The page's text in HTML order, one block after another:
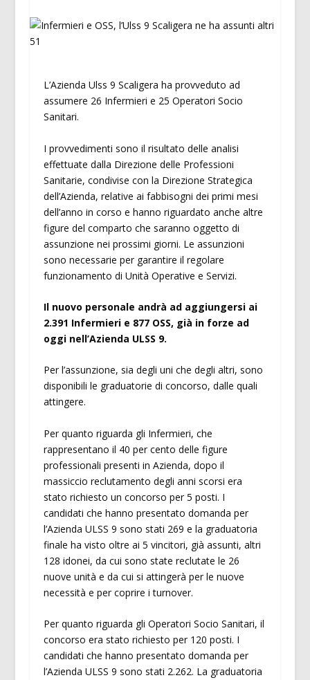
L’Azienda Ulss 9 Scaligera ha provveduto ad
assumere 26 Infermieri e 25 Operatori Socio
Sanitari.
I provvedimenti sono il risultato delle analisi
effettuate dalla Direzione delle Professioni
Sanitarie, condivise con la Direzione Strategica
dell’Azienda, relative ai fabbisogni dei primi mesi
dell’anno in corso e hanno riguardato anche altre
figure del comparto che saranno oggetto di
assunzione nei prossimi giorni. Le assunzioni
sono necessarie per garantire il regolare
funzionamento di Unità Operative e Servizi.
Il nuovo personale andrà ad aggiungersi ai
2.391 Infermieri e 877 OSS, già in forze ad
oggi nell’Azienda ULSS 9.
Per l’assunzione, sia degli uni che degli altri, sono
disponibili le graduatorie di concorso, dalle quali
attingere.
Per quanto riguarda gli Infermieri, che
rappresentano il 40 per cento delle figure
professionali presenti in Azienda, dopo il
massiccio reclutamento degli anni scorsi era
stato richiesto un concorso per 5 posti. I
candidati che hanno presentato domanda per
l’Azienda ULSS 9 sono stati 269 e la graduatoria
finale ha visto oltre ai 5 vincitori, già assunti, altri
128 idonei, da cui sono state reclutate le 26
nuove unità e da cui si attingerà per le nuove
necessità e per coprire i turnover.
Per quanto riguarda gli Operatori Socio Sanitari, il
concorso era stato richiesto per 120 posti. I
candidati che hanno presentato domanda per
l’Azienda ULSS 9 sono stati 2.262. La graduatoria